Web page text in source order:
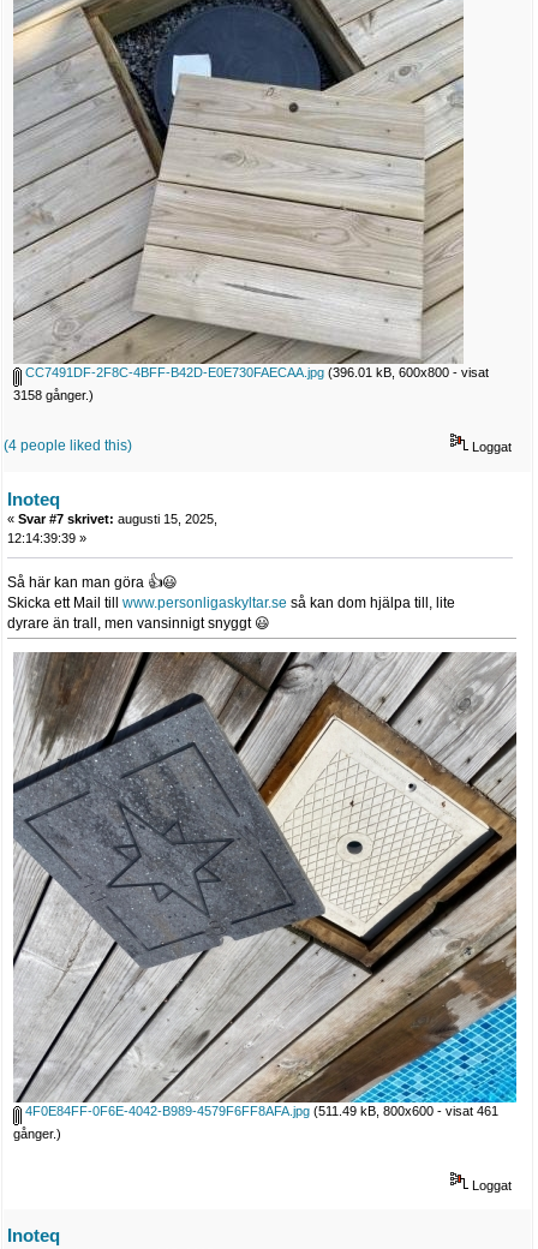
CC7491DF-2F8C-4BFF-B42D-E0E730FAECAA.jpg (396.01 kB, 600x800 - visat
3158 gånger.)
Loggat
(4 people liked this)
Inoteq
« Svar #7 skrivet: augusti 15, 2025,
12:14:39:39 »
Så här kan man göra 👍😃
Skicka ett Mail till www.personligaskyltar.se så kan dom hjälpa till, lite
dyrare än trall, men vansinnigt snyggt 😃
4F0E84FF-0F6E-4042-B989-4579F6FF8AFA.jpg (511.49 kB, 800x600 - visat 461
gånger.)
Loggat
Inoteq